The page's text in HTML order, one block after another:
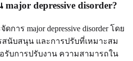
depressive disorder?
าร major depressive disorder โดย
สนับสนุน และการปรับที่เหมาะสม
บการปรับงาน ความสามารถใน